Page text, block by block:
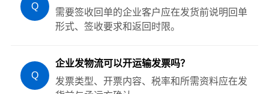
Q
需要签收回单的企业客户应在发货前说明回单
形式、签收要求和返回时限。
Q
企业发物流可以开运输发票吗？
发票类型、开票内容、税率和所需资料应在发